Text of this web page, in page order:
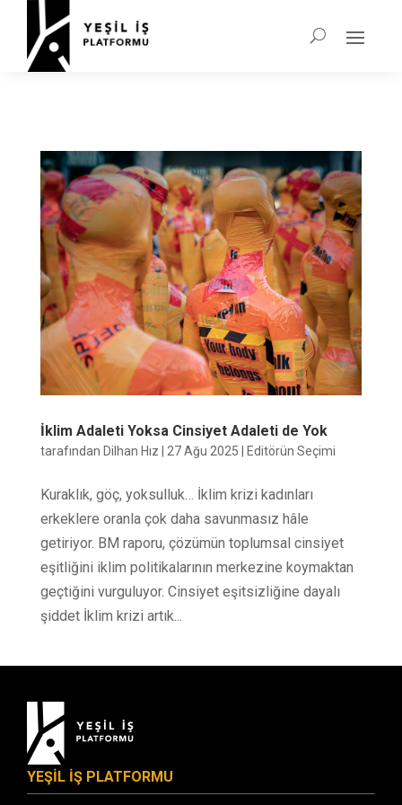
İklim Adaleti Yoksa Cinsiyet Adaleti de Yok
tarafından Dilhan Hız 27 Ağu 2025 Editörün Seçimi
Kuraklık, göç, yoksulluk… İklim krizi kadınları
erkeklere oranla çok daha savunmasız hâle
getiriyor. BM raporu, çözümün toplumsal cinsiyet
eşitliğini iklim politikalarının merkezine koymaktan
geçtiğini vurguluyor. Cinsiyet eşitsizliğine dayalı
şiddet İklim krizi artık...
YEŞİL İŞ PLATFORMU